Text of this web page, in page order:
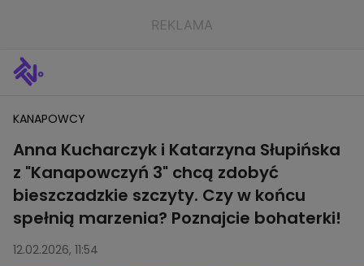
KANAPOWCY
Anna Kucharczyk i Katarzyna Słupińska
z "Kanapowczyń 3" chcą zdobyć
bieszczadzkie szczyty. Czy w końcu
spełnią marzenia? Poznajcie bohaterki!
12.02.2026, 11:54